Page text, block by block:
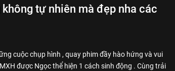
tự nhiên mà đẹp nha các
cuộc chụp hình , quay phim đầy hào hứng và vui
được Ngọc thể hiện 1 cách sinh động . Cùng trải